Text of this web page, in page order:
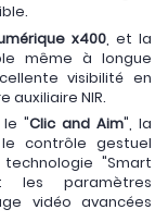
x400 , et la
même à longue
visibilité en
auxiliaire NIR.
le "Clic and Aim", la
contrôle gestuel
"Smart
les paramètres
vidéo avancées